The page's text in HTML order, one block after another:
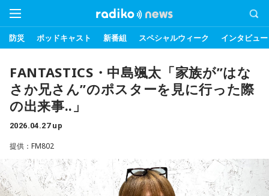
防災 ポッドキャスト 新番組 スペシャルウィーク インタビュー
FANTASTICS・中島颯太「家族が”はな
さか兄さん”のポスターを見に行った際
の出来事..」
2026.04.27 up
提供：FM802